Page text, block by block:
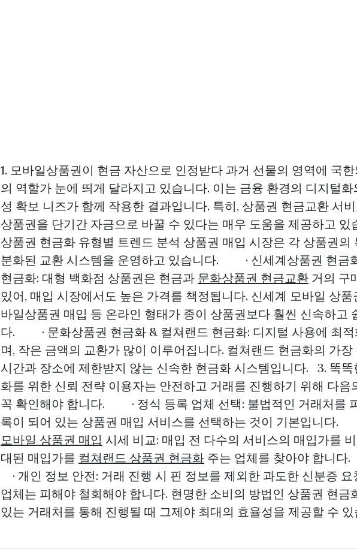
1. 모바일상품권이 현금 자산으로 인정받다 과거 선물의 영역에 국
의 역할가 눈에 띄게 달라지고 있습니다. 이는 금융 환경의 디지털
성 확보 니즈가 함께 작용한 결과입니다. 특히, 상품권 현금교환 서
상품권을 단기간 자금으로 바꿀 수 있다는 매우 도움을 제공하고
상품권 현금화 유형별 트렌드 분석 상품권 매입 시장은 각 상품권의
분화된 교환 시스템을 운영하고 있습니다. · 신세계상품권 현금
현금화: 대형 백화점 상품권은 현금과 문화상품권 현금교환 거의 구
있어, 매입 시장에서도 높은 가격를 책정됩니다. 신세계 모바일 상품
바일상품권 매입 등 온라인 형태가 종이 상품권보다 훨씬 신속하고
다. · 문화상품권 현금화 & 컬쳐랜드 현금화: 디지털 사용에 최적
며, 작은 금액의 교환가 많이 이루어집니다. 컬쳐랜드 현금화의 가
시간과 장소에 제한받지 않는 신속한 현금화 시스템입니다. 3. 똑똑
화를 위한 신뢰 전략 이용자는 안전하고 거래를 진행하기 위해 다음
꼭 확인해야 합니다. · 정식 등록 업체 선택: 불법적인 거래처를
록이 되어 있는 상품권 매입 서비스를 선택하는 것이 기본입니다
모바일 상품권 매입 시세 비교: 매입 전 다수의 서비스의 매입가를
대된 매입가를 컬쳐랜드 상품권 현금화 주는 업체를 찾아야 합니다.
· 개인 정보 안전: 거래 진행 시 핀 정보를 제외한 과도한 신분증
업체는 피해야 철회해야 합니다. 현명한 소비의 방법인 상품권 현금
있는 거래처를 통해 진행될 때 그제야 최대의 효율성을 제공할 수 있